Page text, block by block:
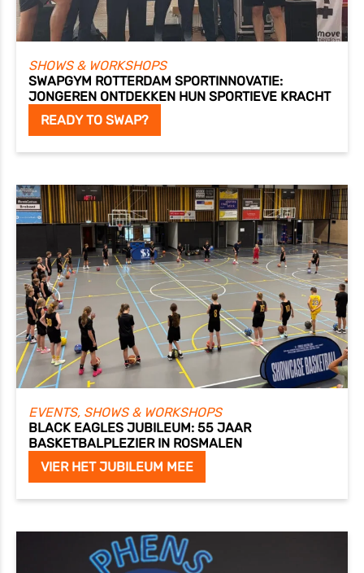
SHOWS & WORKSHOPS
SWAPGYM ROTTERDAM SPORTINNOVATIE:
JONGEREN ONTDEKKEN HUN SPORTIEVE KRACHT
READY TO SWAP?
EVENTS, SHOWS & WORKSHOPS
BLACK EAGLES JUBILEUM: 55 JAAR
BASKETBALPLEZIER IN ROSMALEN
VIER HET JUBILEUM MEE